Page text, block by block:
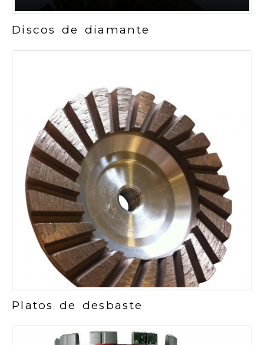
Discos de diamante
Platos de desbaste